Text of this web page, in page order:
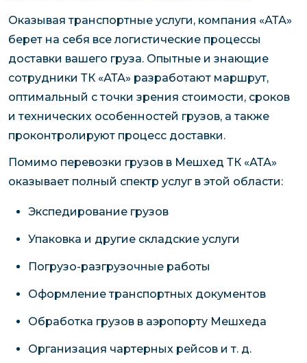
Оказывая транспортные услуги, компания «АТА»
берет на себя все логистические процессы
доставки вашего груза. Опытные и знающие
сотрудники ТК «АТА» разработают маршрут,
оптимальный с точки зрения стоимости, сроков
и технических особенностей грузов, а также
проконтролируют процесс доставки.
Помимо перевозки грузов в Мешхед ТК «АТА»
оказывает полный спектр услуг в этой области:
Экспедирование грузов
Упаковка и другие складские услуги
Погрузо-разгрузочные работы
Оформление транспортных документов
Обработка грузов в аэропорту Мешхеда
Организация чартерных рейсов и т. д.